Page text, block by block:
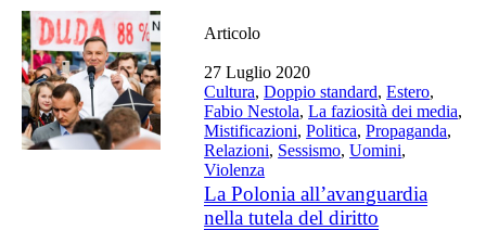
Articolo
27 Luglio 2020
Cultura,Doppio standard,Estero,
Fabio Nestola,La faziosità dei media,
Mistificazioni,Politica,Propaganda,
Relazioni, Sessismo,Uomini,
Violenza
La Polonia all’avanguardia
nella tutela del diritto